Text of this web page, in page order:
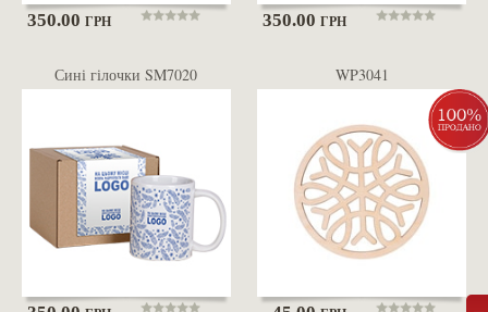
350.00 ГРН 350.00ГРН
Сині гілочки SM7020 WP3041